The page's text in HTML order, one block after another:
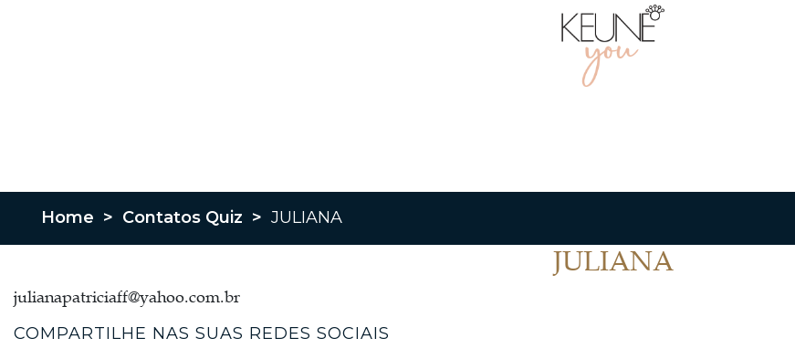
Home > Contatos Quiz > JULIANA
JULIANA
julianapatriciaff@yahoo.com.br
COMPARTILHE NAS SUAS REDES SOCIAIS